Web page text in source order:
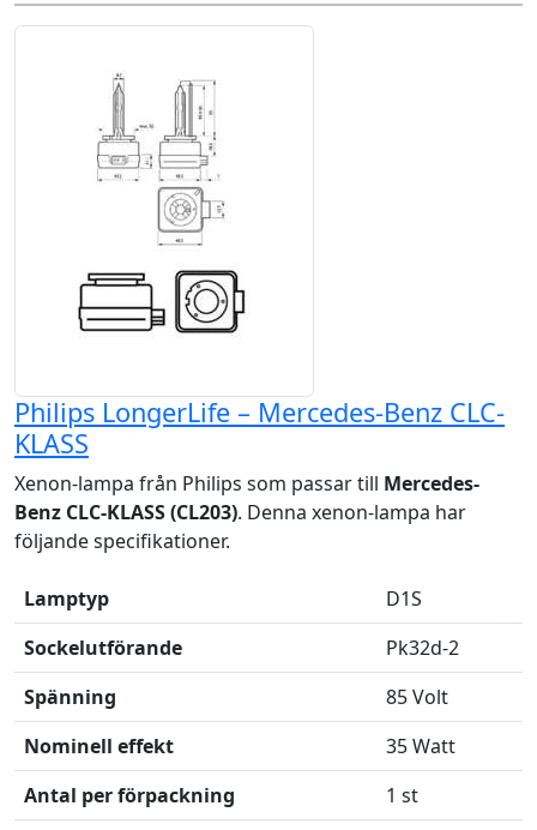
Philips LongerLife – Mercedes-Benz CLC-
KLASS
Xenon-lampa från Philips som passar till Mercedes-
Benz CLC-KLASS (CL203). Denna xenon-lampa har
följande specifikationer.
Lamptyp
D1S
Sockelutförande
Pk32d-2
Spänning
85 Volt
Nominell effekt
35 Watt
Antal per förpackning
1 st